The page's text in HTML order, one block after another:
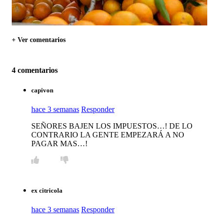
+ Ver comentarios
4 comentarios
capivon
hace 3 semanas Responder
SEÑORES BAJEN LOS IMPUESTOS…! DE LO
CONTRARIO LA GENTE EMPEZARÁ A NO
PAGAR MAS…!
ex citricola
hace 3 semanas Responder